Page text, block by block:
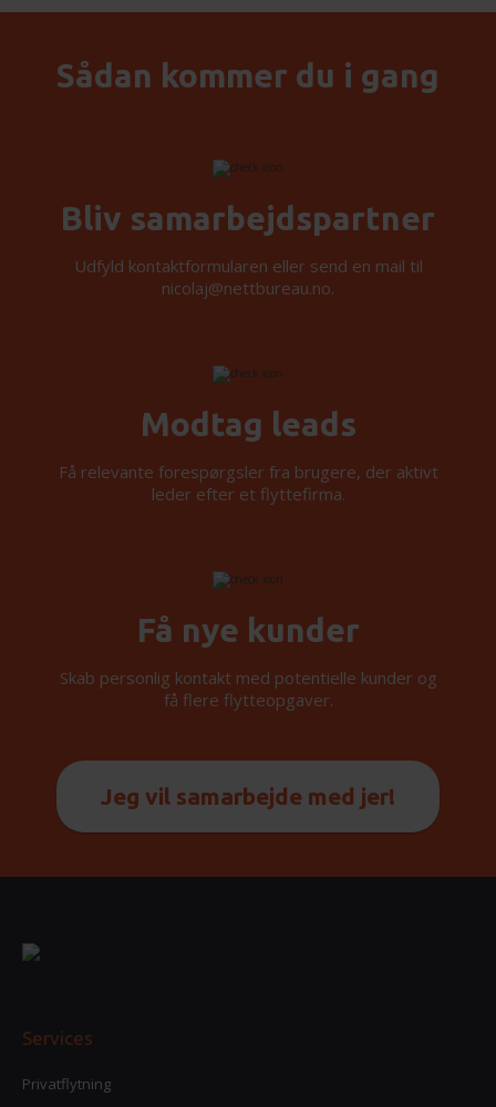
Sådan kommer du i gang
Bliv samarbejdspartner
Udfyld kontaktformularen eller send en mail til
nicolaj@nettbureau.no.
Modtag leads
Få relevante forespørgsler fra brugere, der aktivt
leder efter et flyttefirma.
Få nye kunder
Skab personlig kontakt med potentielle kunder og
få flere flytteopgaver.
Jeg vil samarbejde med jer!
Services
Privatflytning